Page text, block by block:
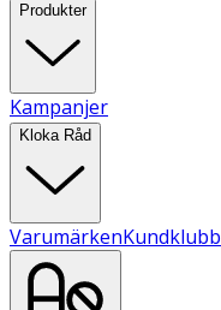
Produkter
Kampanjer
Kloka Råd
VarumärkenKundklubb